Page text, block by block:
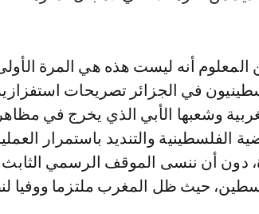
المعلوم أنه ليست هذه هي المرة
في الجزائر تصريحات
وشعبها الأبي الذي يخرج في
الفلسطينية والتنديد باستمرار
دون أن ننسى الموقف الرسمي الثابث
حيث ظل المغرب ملتزما ووفيا